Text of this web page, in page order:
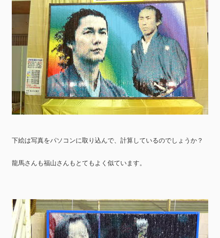
下絵は写真をパソコンに取り込んで、計算しているのでしょうか？
龍馬さんも福山さんもとてもよく似ています。